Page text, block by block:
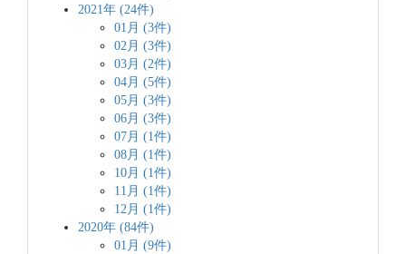
2021年 (24件)
01月 (3件)
02月 (3件)
03月 (2件)
04月 (5件)
05月 (3件)
06月 (3件)
07月 (1件)
08月 (1件)
10月 (1件)
11月 (1件)
12月 (1件)
2020年 (84件)
01月 (9件)